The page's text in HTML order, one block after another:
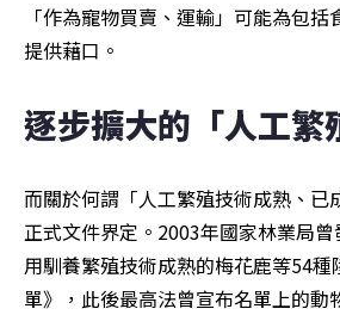
「作為寵物買賣、運輸」可能為包
提供藉口。
逐步擴大的「人工繁
而關於何謂「人工繁殖技術成熟、已
正式文件界定。2003年國家林業局
用馴養繁殖技術成熟的梅花鹿等54種
單》，此後最高法曾宣布名單上的動